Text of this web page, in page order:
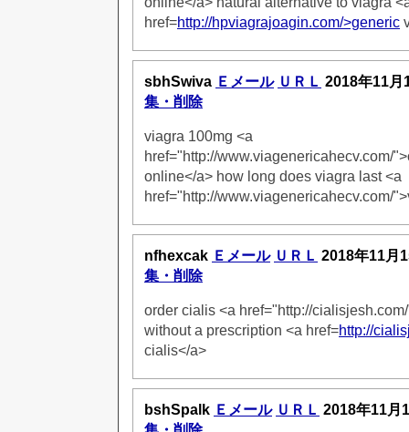
href=http://hpviagrajoagin.com/>generic
sbhSwiva Ｅメール ＵＲＬ 2018年11月
集・削除
viagra 100mg <a
href="http://www.viagenericahecv.com/
online</a> how long does viagra last <a
href="http://www.viagenericahecv.com/
nfhexcak Ｅメール ＵＲＬ 2018年11月
集・削除
order cialis <a href="http://
without a prescription <a href=http://
cialis</a>
bshSpalk Ｅメール ＵＲＬ 2018年11月